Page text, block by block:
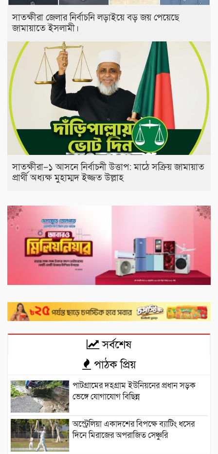
সাতক্ষীরা জেলার নির্বাচনি লড়াইয়ে বড় জয় পেয়েছে
জামায়াতে ইসলামী।
সাতক্ষীরা–১ আসনে নির্বাচনী উত্তাপ: মাঠে সক্রিয় জামায়াত
প্রার্থী অধ্যক্ষ মুহাম্মদ ইজ্জত উল্লাহ
সর্বশেষ
পাঠক প্রিয়
পাটগ্রামের দহগ্রাম ইউনিয়নের প্রধান সড়ক
ভেঙ্গে যোগাযোগ বিছিন্ন
অস্ট্রেলিয়া একাদশের বিপক্ষে ব্যাটিং ধসের
দিনে মিরাজের অপরাজিত সেঞ্চুরি